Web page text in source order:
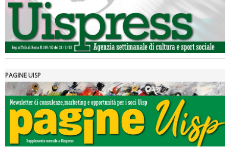
Tiziano Pesce a Radio InBlu2000 traccia il bilancio della stagione
PAGINE UISP